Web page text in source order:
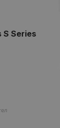
S Series